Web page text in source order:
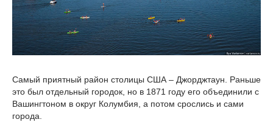
Самый приятный район столицы США – Джорджтаун. Раньше
это был отдельный городок, но в 1871 году его объединили с
Вашингтоном в округ Колумбия, а потом срослись и сами
города.